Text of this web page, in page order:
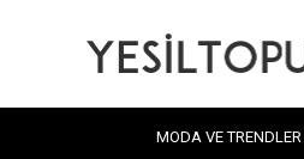
MODA VE TRENDLER